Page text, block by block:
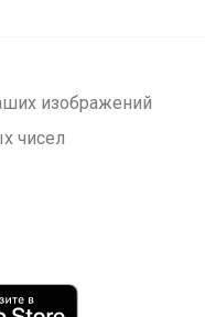
изображений
чисел